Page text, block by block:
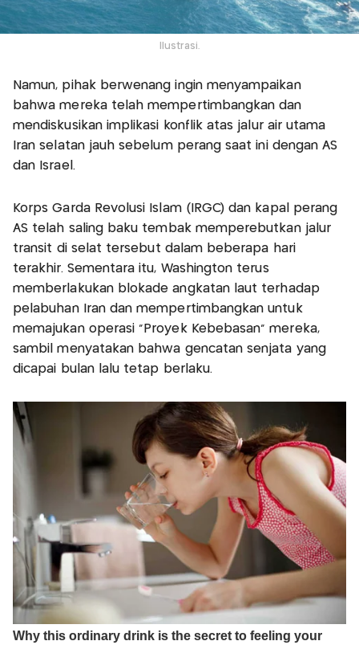
Ilustrasi.
Namun, pihak berwenang ingin menyampaikan
bahwa mereka telah mempertimbangkan dan
mendiskusikan implikasi konflik atas jalur air utama
Iran selatan jauh sebelum perang saat ini dengan AS
dan Israel.
Korps Garda Revolusi Islam (IRGC) dan kapal perang
AS telah saling baku tembak memperebutkan jalur
transit di selat tersebut dalam beberapa hari
terakhir. Sementara itu, Washington terus
memberlakukan blokade angkatan laut terhadap
pelabuhan Iran dan mempertimbangkan untuk
memajukan operasi "Proyek Kebebasan" mereka,
sambil menyatakan bahwa gencatan senjata yang
dicapai bulan lalu tetap berlaku.